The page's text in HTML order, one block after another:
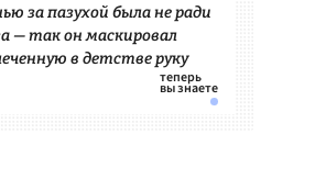
за пазухой была не ради
— так он маскировал
в детстве руку